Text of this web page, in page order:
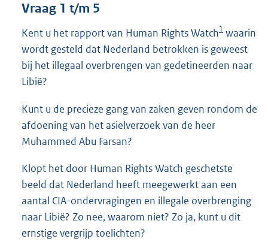
Vraag 1 t/m 5
Kent u het rapport van Human Rights Watch1 waarin
wordt gesteld dat Nederland betrokken is geweest
bij het illegaal overbrengen van gedetineerden naar
Libië?
Kunt u de precieze gang van zaken geven rondom de
afdoening van het asielverzoek van de heer
Muhammed Abu Farsan?
Klopt het door Human Rights Watch geschetste
beeld dat Nederland heeft meegewerkt aan een
aantal CIA-ondervragingen en illegale overbrenging
naar Libië? Zo nee, waarom niet? Zo ja, kunt u dit
ernstige vergrijp toelichten?